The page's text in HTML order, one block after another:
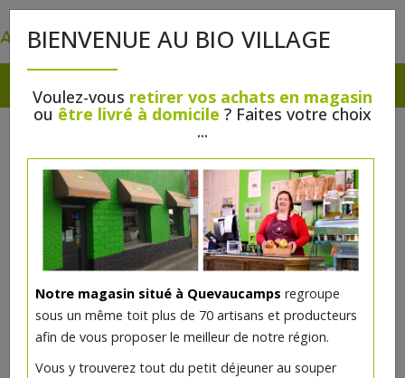
BIENVENUE AU BIO VILLAGE
Voulez-vous retirer vos achats en magasin
ou être livré à domicile ? Faites votre choix
...
Notre magasin situé à Quevaucamps regroupe
sous un même toit plus de 70 artisans et producteurs
afin de vous proposer le meilleur de notre région.
Vous y trouverez tout du petit déjeuner au souper